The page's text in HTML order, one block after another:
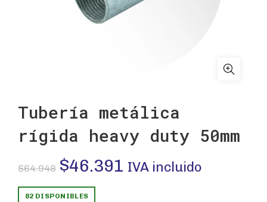
Tubería metálica
rígida heavy duty 50mm
$64.948 El
precio
$46.391 El
IVA incluido
82 DISPONIBLES